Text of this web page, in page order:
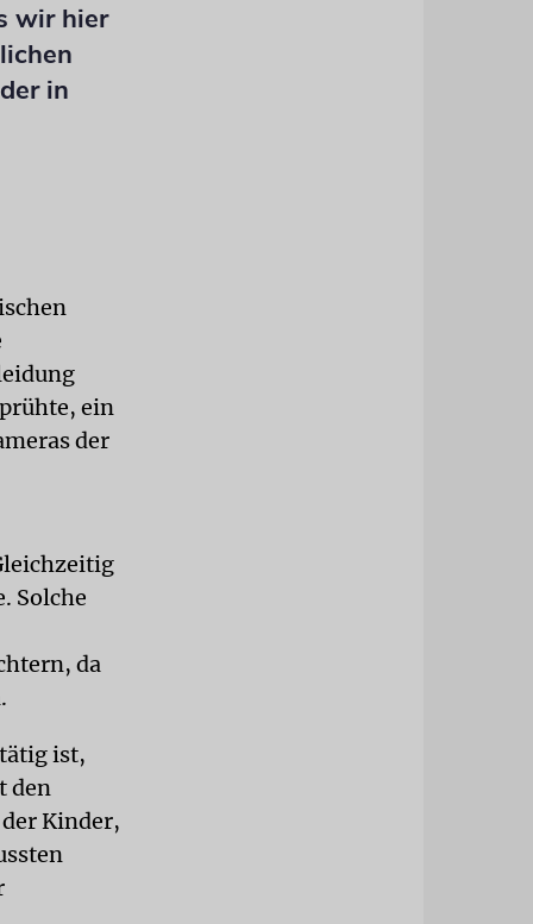
wir hier
in
ein
der
Solche
da
ist,
den
Kinder,